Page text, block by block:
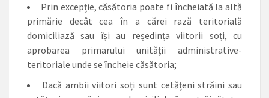
Prin excepție, căsătoria poate fi încheiată la altă
primărie decât cea în a cărei rază teritorială
domiciliază sau își au reședința viitorii soți, cu
aprobarea primarului unității administrative-
teritoriale unde se încheie căsătoria;
Dacă ambii viitori soți sunt cetățeni străini sau